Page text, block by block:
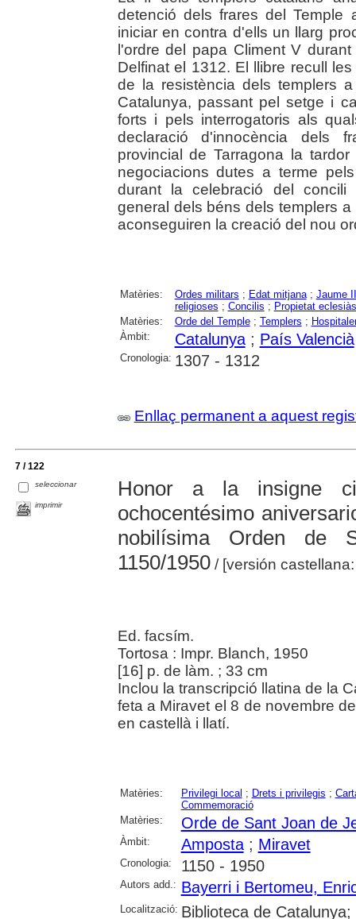
detenció dels frares del Temple
iniciar en contra d'ells un llarg
l'ordre del papa Climent V
Delfinat el 1312. El llibre recull
de la resistència dels templers
Catalunya, passant pel setge i
forts i pels interrogatoris als
declaració d'innocència dels
provincial de Tarragona la
negociacions dutes a terme
durant la celebració del concili
general dels béns dels templers
aconseguiren la creació del nou
Matèries: Ordes militars ; Edat mitjana; Jaume
religioses ; Concilis ; Propietat
Matèries:
Orde del Temple; Templers ;
Àmbit:
Catalunya; País Valencià
Cronologia: 1307 - 1312
Enllaç permanent a aquest
7 / 122
seleccionar
imprimir
Honor a la insigne
ochocentésimo
nobilísima Orden de
1150/1950/ [versión
Ed. facsím.
Tortosa : Impr. Blanch, 1950
[16] p. de làm. ; 33 cm
Inclou la transcripció llatina de la
feta a Miravet el 8 de novembre
en castellà i llatí.
Matèries: Privilegi local ; Drets i privilegis ;
Commemoració
Matèries:
Orde de Sant Joan de
Àmbit: Amposta; Miravet
Cronologia: 1150 - 1950
Autors add.: Bayerri i Bertomeu,
Localització: Biblioteca de